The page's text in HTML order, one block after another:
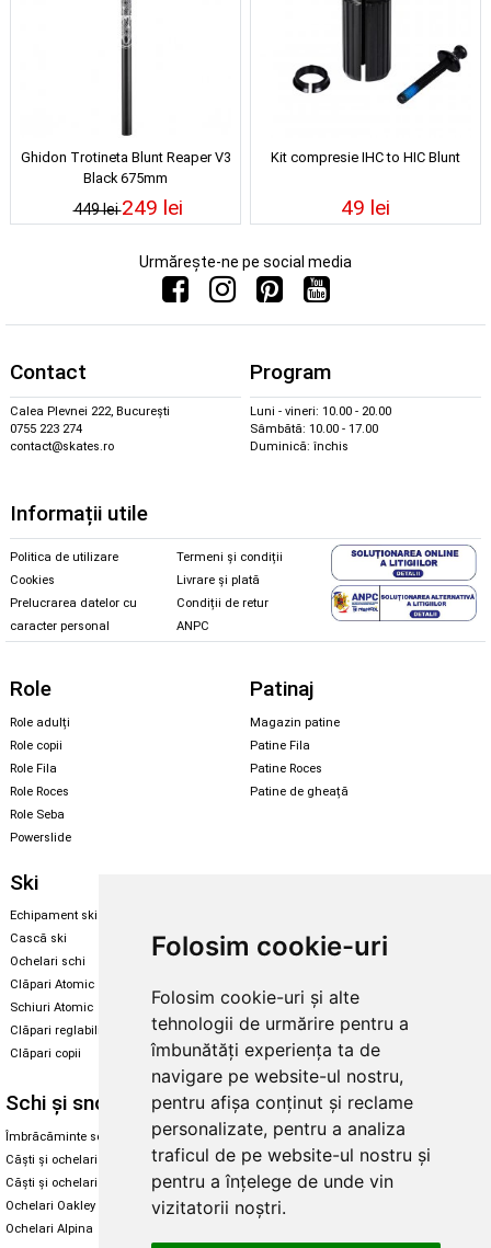
Folosim cookie-uri
Folosim cookie-uri și alte
tehnologii de urmărire pentru a
îmbunătăți experiența ta de
navigare pe website-ul nostru,
pentru afișa conținut și reclame
personalizate, pentru a analiza
traficul de pe website-ul nostru și
pentru a înțelege de unde vin
vizitatorii noștri.
Ghidon Trotineta Blunt Reaper V3
Black 675mm
449 lei249 lei
Kit compresie IHC to HIC Blunt
49 lei
Urmărește-ne pe social media
Contact
Calea Plevnei 222, București
0755 223 274
contact@skates.ro
Program
Luni - vineri: 10.00 - 20.00
Sâmbătă: 10.00 - 17.00
Duminică: închis
Informații utile
Politica de utilizare
Cookies
Prelucrarea datelor cu
caracter personal
Termeni și condiții
Livrare și plată
Condiții de retur
ANPC
Role
Role adulți
Role copii
Role Fila
Role Roces
Role Seba
Powerslide
Patinaj
Magazin patine
Patine Fila
Patine Roces
Patine de gheață
Ski
Echipament ski
Cască ski
Ochelari schi
Clăpari Atomic
Schiuri Atomic
Clăpari reglabili
Clăpari copii
Echipament snowboard
Skate & longboard
Santa Cruz
Enuff Skateboards
Schi și snowboard
Îmbrăcăminte schi și snowboard
Căști și ochelari de iarnă
Căști și ochelari Alpina
Ochelari Oakley
Ochelari Alpina
Diverse
Cum aleg rolele
Cum aleg ochelarii
Ochelari de soare Oakley
Ochelari de soare Alpina